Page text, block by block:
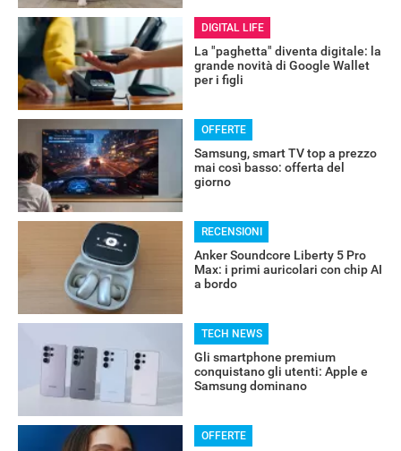
DIGITAL LIFE
La "paghetta" diventa digitale: la
grande novità di Google Wallet
per i figli
OFFERTE
Samsung, smart TV top a prezzo
mai così basso: offerta del
giorno
RECENSIONI
Anker Soundcore Liberty 5 Pro
Max: i primi auricolari con chip AI
a bordo
TECH NEWS
Gli smartphone premium
conquistano gli utenti: Apple e
Samsung dominano
OFFERTE